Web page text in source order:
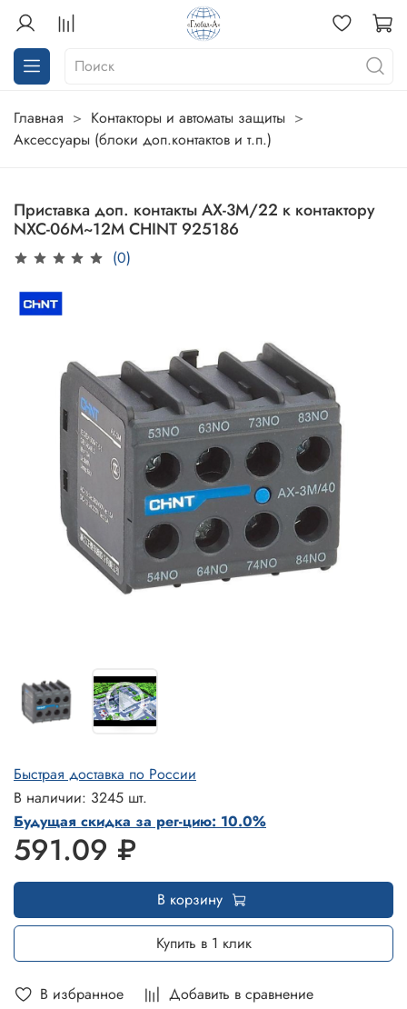
Главная
Контакторы и автоматы защиты
Аксессуары (блоки доп.контактов и т.п.)
Приставка доп. контакты AX-3M/22 к контактору
NXC-06M~12M CHINT 925186
(0)
В избранное Добавить в сравнение
Быстрая доставка по России
В наличии: 3245 шт.
Будущая скидка за рег-цию: 10.0%
591.09 ₽
В корзину
Купить в 1 клик